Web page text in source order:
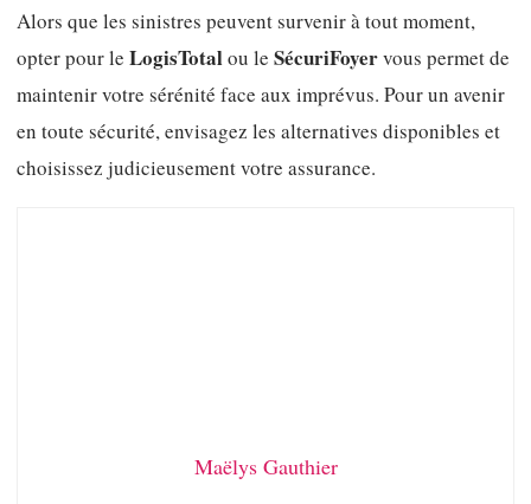
Alors que les sinistres peuvent survenir à tout moment,
opter pour le LogisTotalou le SécuriFoyervous permet de
maintenir votre sérénité face aux imprévus. Pour un avenir
en toute sécurité, envisagez les alternatives disponibles et
choisissez judicieusement votre assurance.
Maëlys Gauthier